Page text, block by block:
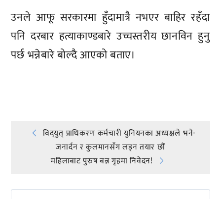
उनले आफू सरकारमा हुँदामात्रै नभएर बाहिर रहँदा
पनि दरबार हत्याकाण्डबारे उच्चस्तरीय छानविन हुनु
पर्छ भन्नेबारे बोल्दै आएको बताए।
Post
navigation
विद्‍युत् प्राधिकरण कर्मचारी युनियनका अध्यक्षले भने-
जनार्दन र कुलमानसँग लड्न तयार छौं
महिलाबाट पुरुष बन्न गृहमा निवेदन!